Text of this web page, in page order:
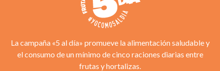
La campaña «5 al día» promueve la alimentación saludable y
el consumo de un mínimo de cinco raciones diarias entre
frutas y hortalizas.